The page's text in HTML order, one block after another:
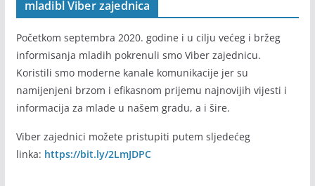
mladibl Viber zajednica
Početkom septembra 2020. godine i u cilju većeg i bržeg
informisanja mladih pokrenuli smo Viber zajednicu.
Koristili smo moderne kanale komunikacije jer su
namijenjeni brzom i efikasnom prijemu najnovijih vijesti i
informacija za mlade u našem gradu, a i šire.
Viber zajednici možete pristupiti putem sljedećeg
linka: https://bit.ly/2LmJDPC